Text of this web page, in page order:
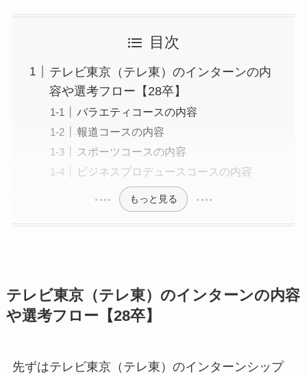
目次
テレビ東京（テレ東）のインターンの内
容や選考フロー【28卒】
バラエティコースの内容
報道コースの内容
スポーツコースの内容
ビジネスプロデュースコースの内容
もっと見る
テレビ東京（テレ東）のインターンの内容
や選考フロー【28卒】
先ずはテレビ東京（テレ東）のインターンシップ